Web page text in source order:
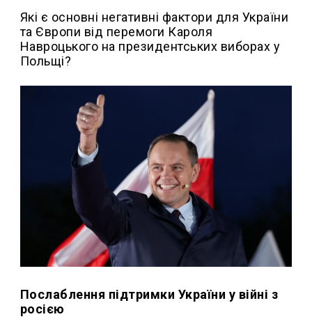
Які є основні негативні фактори для України
та Європи від перемоги Кароля
Навроцького на президентських виборах у
Польщі?
Послаблення підтримки України у війні з
росією